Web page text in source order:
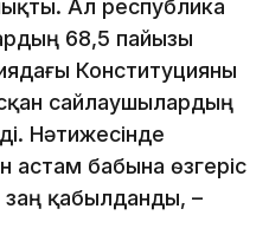
Ал республика
68,5 пайызы
Конституцияны
сайлаушылардың
Нәтижесінде
астам бабына өзгеріс
заң қабылданды, –